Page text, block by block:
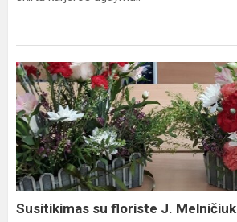
Susitikimas
su
floriste
J.
Melničiuk
Susitikimas su floriste J. Melničiuk